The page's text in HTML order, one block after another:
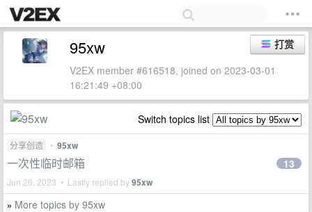
打赏
95xw
V2EX member #616518, joined on 2023-03-01
16:21:49 +08:00
Switch topics list
分享创造 • 95xw
一次性临时邮箱
Jun 20, 2023 • Lastly replied by95xw
13
» More topics by 95xw